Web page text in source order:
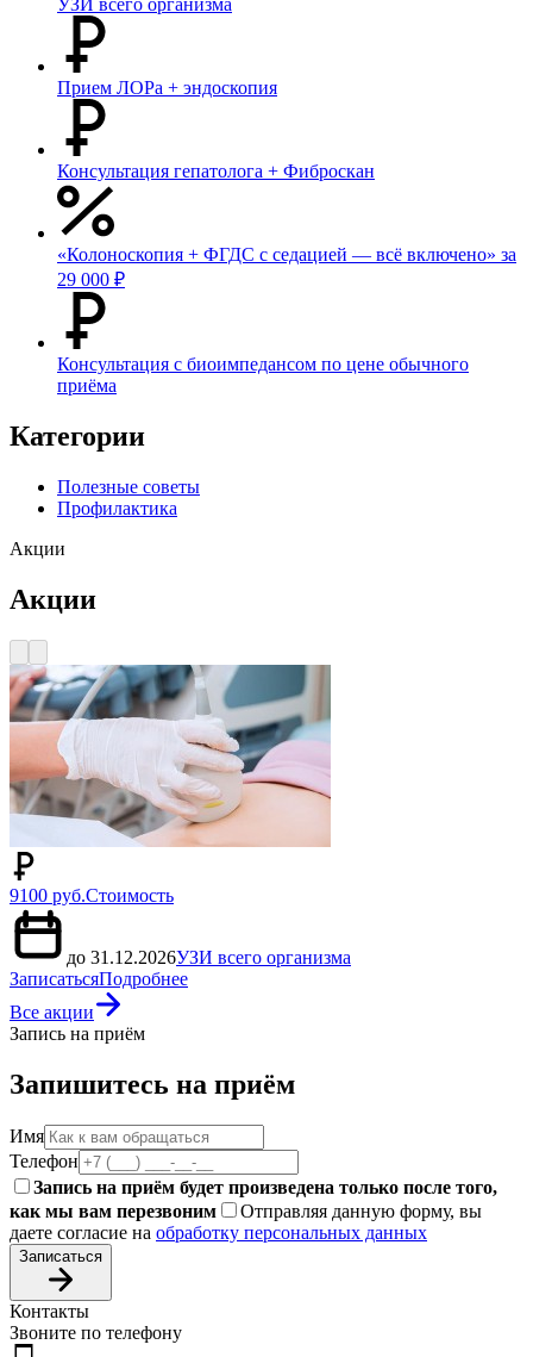
УЗИ всего организма
Прием ЛОРа + эндоскопия
Консультация гепатолога + Фиброскан
«Колоноскопия + ФГДС с седацией — всё включено» за
29 000 ₽
Консультация с биоимпедансом по цене обычного
приёма
Категории
Полезные советы
Профилактика
Акции
Акции
9100 руб.Стоимость
до 31.12.2026УЗИ всего организма
ЗаписатьсяПодробнее
Все акции
Запись на приём
Запишитесь на приём
Имя
Телефон
Запись на приём будет произведена только после того,
как мы вам перезвоним
Отправляя данную форму, вы
даете согласие на обработку персональных данных
Записаться
Контакты
Звоните по телефону